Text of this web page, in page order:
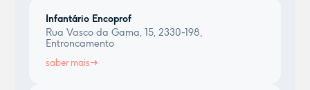
Infantário Encoprof
Rua Vasco da Gama, 15, 2330-198,
Entroncamento
saber mais